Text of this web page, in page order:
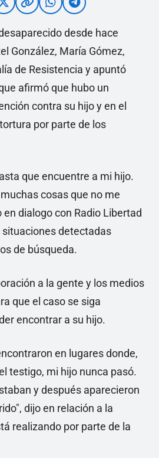
desde hace
González, María Gómez,
de Resistencia y apuntó
afirmó que hubo un
contra su hijo y en el
por parte de los
que encuentre a mi hijo.
cosas que no me
dialogo con Radio Libertad
detectadas
de búsqueda.
a la gente y los medios
que el caso se siga
encontrar a su hijo.
en lugares donde,
testigo, mi hijo nunca pasó.
y después aparecieron
dijo en relación a la
realizando por parte de la